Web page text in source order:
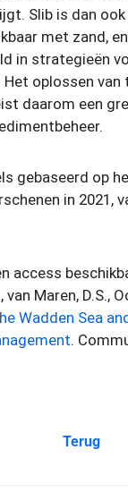
Slib is dan
met zand,
in strategieën
Het oplossen
daarom een
gebaseerd op
in 2021,
access
Maren, D.S.,
Wadden Sea
.
Terug